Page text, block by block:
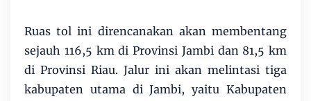
Ruas tol ini direncanakan akan membentang
sejauh 116,5 km di Provinsi Jambi dan 81,5 km
di Provinsi Riau. Jalur ini akan melintasi tiga
kabupaten utama di Jambi, yaitu Kabupaten